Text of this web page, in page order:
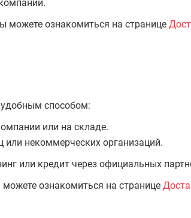
можете ознакомиться на странице
способом:
или на складе.
некоммерческих организаций.
или кредит через официальных
ознакомиться на странице